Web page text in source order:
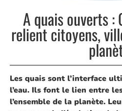
A quais ouverts :
relient citoyens,
Les quais sont l’interface
l’eau. Ils font le lien entre
l’ensemble de la planète.